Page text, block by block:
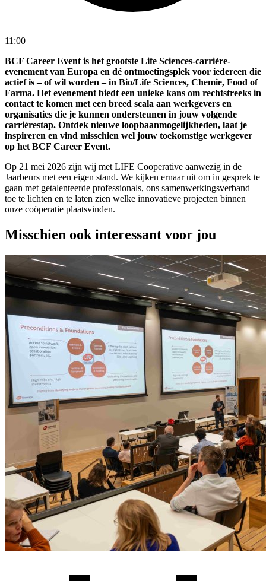
11:00
BCF Career Event is het grootste Life Sciences‑carrière-
evenement van Europa en dé ontmoetingsplek voor iedereen die
actief is – of wil worden – in Bio/Life Sciences, Chemie, Food of
Farma. Het evenement biedt een unieke kans om rechtstreeks in
contact te komen met een breed scala aan werkgevers en
organisaties die je kunnen ondersteunen in jouw volgende
carrièrestap. Ontdek nieuwe loopbaanmogelijkheden, laat je
inspireren en vind misschien wel jouw toekomstige werkgever
op het BCF Career Event.
Op 21 mei 2026 zijn wij met LIFE Cooperative aanwezig in de
Jaarbeurs met een eigen stand. We kijken ernaar uit om in gesprek te
gaan met getalenteerde professionals, ons samenwerkingsverband
toe te lichten en te laten zien welke innovatieve projecten binnen
onze coöperatie plaatsvinden.
Misschien ook interessant voor jou